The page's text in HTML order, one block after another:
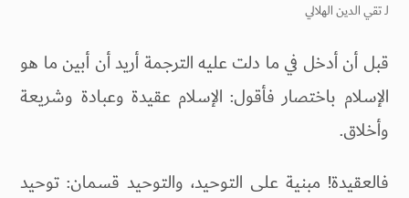
لـتقي الدين الهلالي
قبل أن أدخل في ما دلت عليه الترجمة أريد أن أبين ما هو
الإسلام باختصار فأقول: الإسلام عقيدة وعبادة وشريعة
وأخلاق.
فالعقيدة! مبنية على التوحيد، والتوحيد قسمان: توحيد